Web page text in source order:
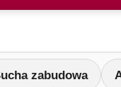
zabudowa